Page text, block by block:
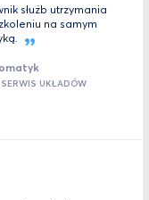
służb utrzymania
na samym
UKŁADÓW